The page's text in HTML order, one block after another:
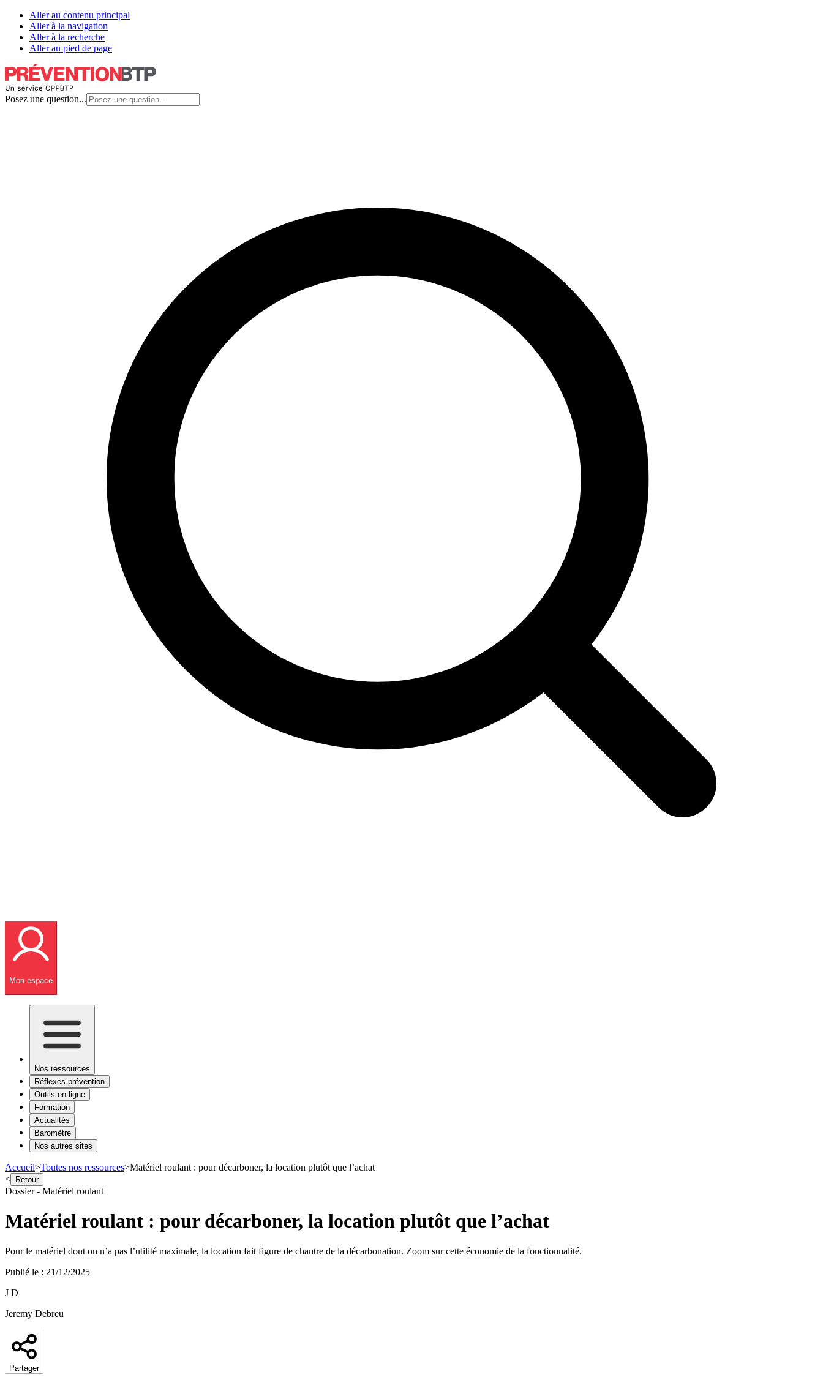
Aller au contenu principal
Aller à la navigation
Aller à la recherche
Aller au pied de page
Posez une question...
Mon espace
Nos ressources
Réflexes prévention
Outils en ligne
Formation
Actualités
Baromètre
Nos autres sites
Accueil>Toutes nos ressources>Matériel roulant : pour décarboner, la location plutôt que l’achat
< Retour
Dossier - Matériel roulant
Matériel roulant : pour décarboner, la location plutôt que l’achat
Pour le matériel dont on n’a pas l’utilité maximale, la location fait figure de chantre de la décarbonation. Zoom sur cette économie de la fonctionnalité.
Publié le : 21/12/2025
J D
Jeremy Debreu
Partager